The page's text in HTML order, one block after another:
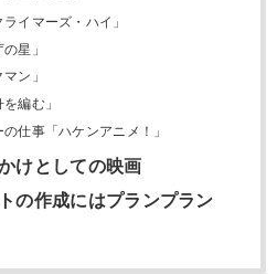
イマーズ・ハイ」
星」
ン」
編む」
仕事「ハケンアニメ！」
けとしての映画
の作成にはプランプラン